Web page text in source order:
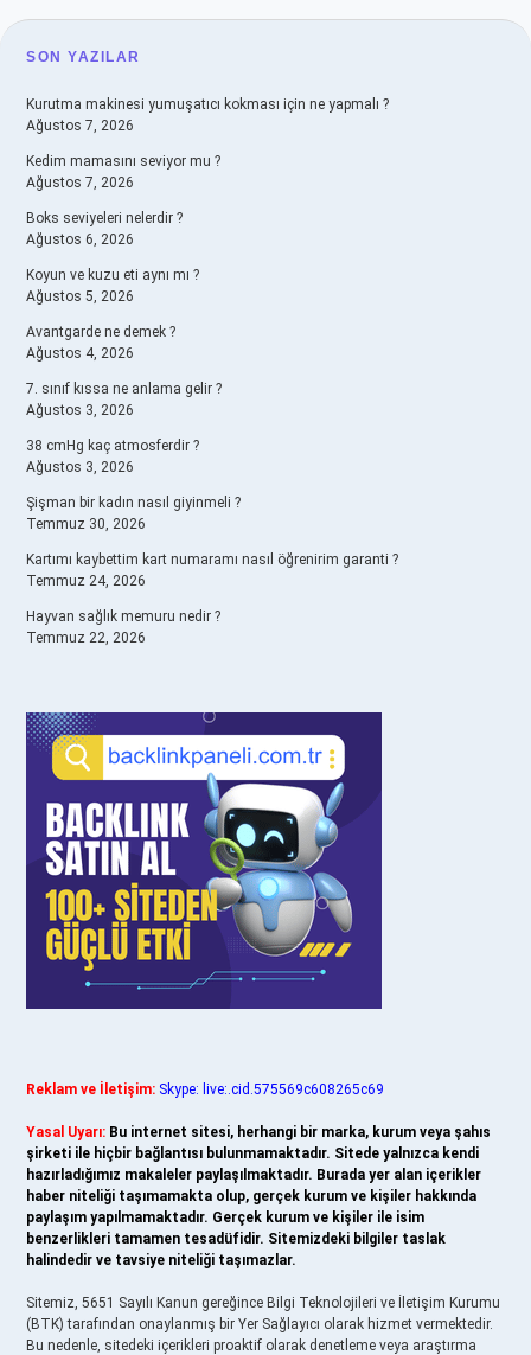
SIDEBAR
SON YAZILAR
Kurutma makinesi yumuşatıcı kokması için ne yapmalı ?
Ağustos 7, 2026
Kedim mamasını seviyor mu ?
Ağustos 7, 2026
Boks seviyeleri nelerdir ?
Ağustos 6, 2026
Koyun ve kuzu eti aynı mı ?
Ağustos 5, 2026
Avantgarde ne demek ?
Ağustos 4, 2026
7. sınıf kıssa ne anlama gelir ?
Ağustos 3, 2026
38 cmHg kaç atmosferdir ?
Ağustos 3, 2026
Şişman bir kadın nasıl giyinmeli ?
Temmuz 30, 2026
Kartımı kaybettim kart numaramı nasıl öğrenirim garanti ?
Temmuz 24, 2026
Hayvan sağlık memuru nedir ?
Temmuz 22, 2026
Reklam ve İletişim: Skype: live:.cid.575569c608265c69
Yasal Uyarı: Bu internet sitesi, herhangi bir marka, kurum veya şahıs
şirketi ile hiçbir bağlantısı bulunmamaktadır. Sitede yalnızca kendi
hazırladığımız makaleler paylaşılmaktadır. Burada yer alan içerikler
haber niteliği taşımamakta olup, gerçek kurum ve kişiler hakkında
paylaşım yapılmamaktadır. Gerçek kurum ve kişiler ile isim
benzerlikleri tamamen tesadüfidir. Sitemizdeki bilgiler taslak
halindedir ve tavsiye niteliği taşımazlar.
Sitemiz, 5651 Sayılı Kanun gereğince Bilgi Teknolojileri ve İletişim Kurumu
(BTK) tarafından onaylanmış bir Yer Sağlayıcı olarak hizmet vermektedir.
Bu nedenle, sitedeki içerikleri proaktif olarak denetleme veya araştırma